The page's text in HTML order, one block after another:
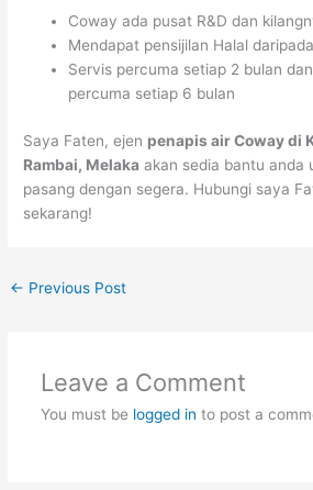
Coway ada pusat R&D dan
Mendapat pensijilan Halal
Servis percuma setiap 2 bulan
percuma setiap 6 bulan
Saya Faten, ejen penapis air Coway di
Rambai, Melaka akan sedia bantu anda
pasang dengan segera. Hubungi saya
sekarang!
← Previous Post
Leave a Comment
You must be logged in to post a